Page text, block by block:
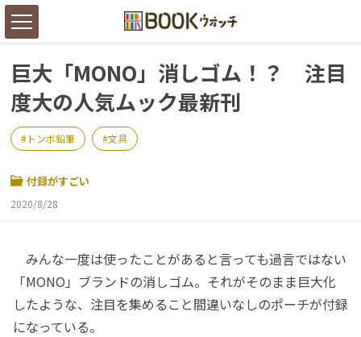
巨大「MONO」消しゴム！？ 注目
度大の人気ムック最新刊
トンボ鉛筆 文具
付録がすごい
2020/8/28
みんな一度は使ったことがあると言っても過言ではない
「MONO」ブランドの消しゴム。それがそのまま巨大化
したような、注目を集めること間違いなしのポーチが付録
になっている。